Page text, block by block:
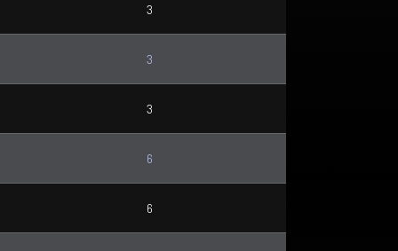
3
3
3
6
6